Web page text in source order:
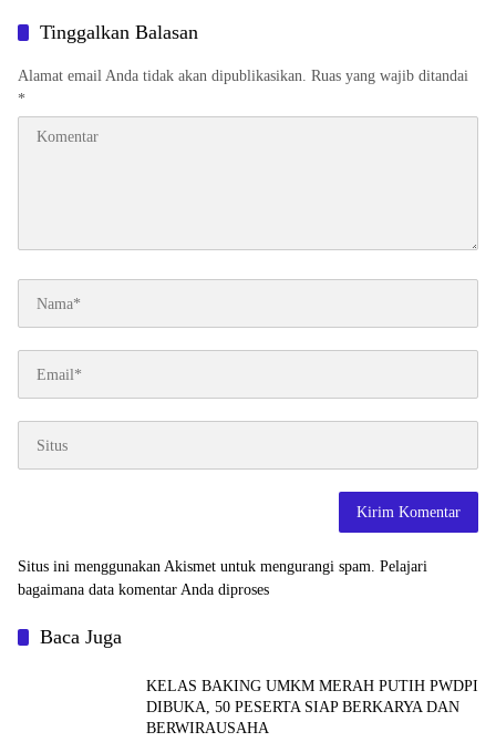
Tinggalkan Balasan
Alamat email Anda tidak akan dipublikasikan. Ruas yang wajib ditandai
*
Situs ini menggunakan Akismet untuk mengurangi spam. Pelajari
bagaimana data komentar Anda diproses
Baca Juga
KELAS BAKING UMKM MERAH PUTIH PWDPI
DIBUKA, 50 PESERTA SIAP BERKARYA DAN
BERWIRAUSAHA